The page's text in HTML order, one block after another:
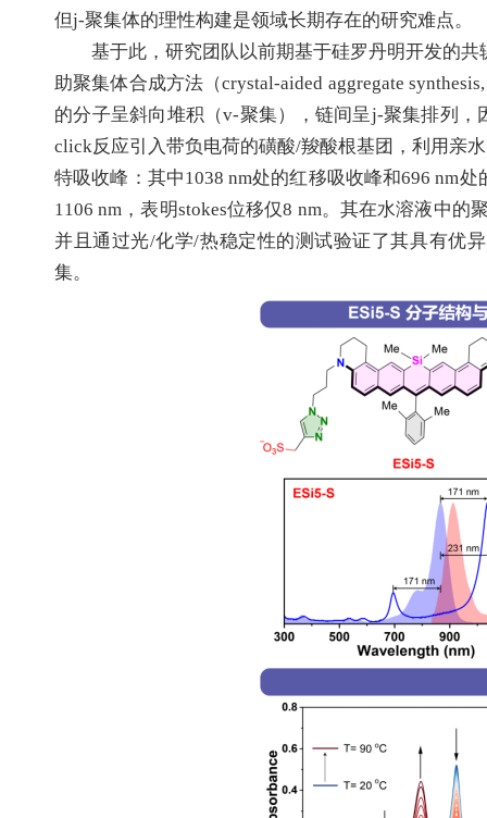
但j-聚集体的理性构建是领域长期存在的研究难点。
基于此，研究团队以前期基于硅罗丹明开发的共
助聚集体合成方法（crystal-aided aggregate
的分子呈斜向堆积（v-聚集），链间呈j-聚集排列
click反应引入带负电荷的磺酸/羧酸根基团，利用亲
特吸收峰：其中1038 nm处的红移吸收峰和696 nm
1106 nm，表明stokes位移仅8 nm。其在水溶液中
并且通过光/化学/热稳定性的测试验证了其具有优
集。